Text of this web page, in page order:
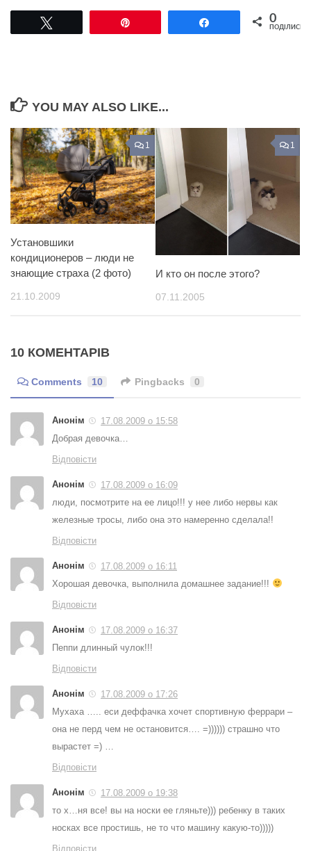
Поділитися0
ПОДІЛИСЬ
YOU MAY ALSO LIKE...
1
Установшики
кондиционеров – люди не
знающие страха (2 фото)
21.10.2009
1
И кто он после этого?
07.11.2005
10 КОМЕНТАРІВ
Comments 10 Pingbacks 0
Анонім
17.08.2009 о 15:58
Добрая девочка…
Відповісти
Анонім
17.08.2009 о 16:09
люди, посмотрите на ее лицо!!! у нее либо нервы как
железные тросы, либо она это намеренно сделала!!
Відповісти
Анонім
17.08.2009 о 16:11
Хорошая девочка, выполнила домашнее задание!!!
Відповісти
Анонім
17.08.2009 о 16:37
Пеппи длинный чулок!!!
Відповісти
Анонім
17.08.2009 о 17:26
Мухаха ….. еси деффачка хочет спортивную феррари –
она не перд чем не остановится…. =)))))) страшно что
вырастет =) …
Відповісти
Анонім
17.08.2009 о 19:38
то х…ня все! вы на носки ее гляньте))) ребенку в таких
носках все простишь, не то что машину какую-то)))))
Відповісти